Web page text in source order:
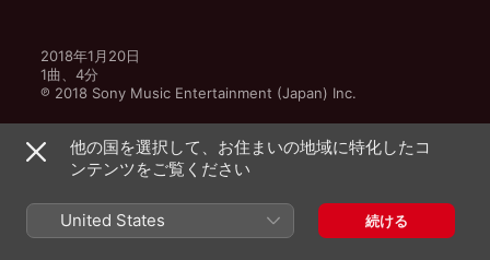
2018年1月20日
1曲、4分
℗ 2018 Sony Music Entertainment (Japan) Inc.
その他のバージョン
他の国を選択して、お住まいの地域に特化したコ
ンテンツをご覧ください
United States 続ける